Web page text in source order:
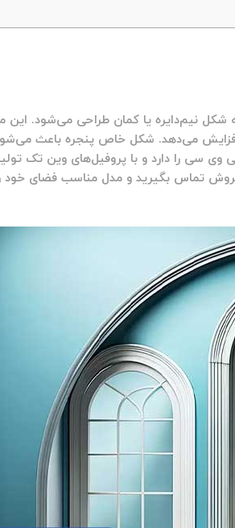
نیم‌دایره یا کمان طراحی می‌شود. این
افزایش می‌دهد. شکل خاص پنجره باعث
وی سی را دارد و با پروفیل‌های وین تک
فروش تماس بگیرید و مدل مناسب فضای خود